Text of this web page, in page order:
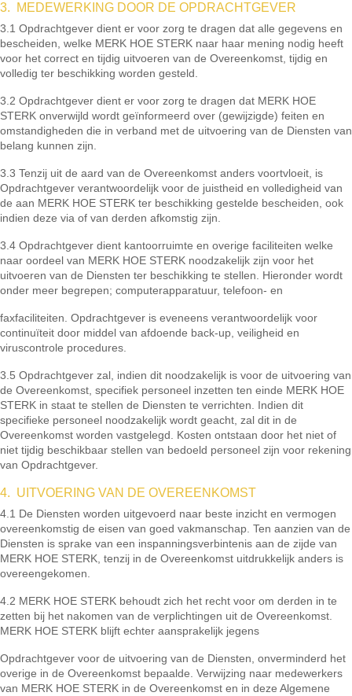
3. MEDEWERKING DOOR DE OPDRACHTGEVER
3.1 Opdrachtgever dient er voor zorg te dragen dat alle gegevens en
bescheiden, welke MERK HOE STERK naar haar mening nodig heeft
voor het correct en tijdig uitvoeren van de Overeenkomst, tijdig en
volledig ter beschikking worden gesteld.
3.2 Opdrachtgever dient er voor zorg te dragen dat MERK HOE
STERK onverwijld wordt geïnformeerd over (gewijzigde) feiten en
omstandigheden die in verband met de uitvoering van de Diensten van
belang kunnen zijn.
3.3 Tenzij uit de aard van de Overeenkomst anders voortvloeit, is
Opdrachtgever verantwoordelijk voor de juistheid en volledigheid van
de aan MERK HOE STERK ter beschikking gestelde bescheiden, ook
indien deze via of van derden afkomstig zijn.
3.4 Opdrachtgever dient kantoorruimte en overige faciliteiten welke
naar oordeel van MERK HOE STERK noodzakelijk zijn voor het
uitvoeren van de Diensten ter beschikking te stellen. Hieronder wordt
onder meer begrepen; computerapparatuur, telefoon- en
faxfaciliteiten. Opdrachtgever is eveneens verantwoordelijk voor
continuïteit door middel van afdoende back-up, veiligheid en
viruscontrole procedures.
3.5 Opdrachtgever zal, indien dit noodzakelijk is voor de uitvoering van
de Overeenkomst, specifiek personeel inzetten ten einde MERK HOE
STERK in staat te stellen de Diensten te verrichten. Indien dit
specifieke personeel noodzakelijk wordt geacht, zal dit in de
Overeenkomst worden vastgelegd. Kosten ontstaan door het niet of
niet tijdig beschikbaar stellen van bedoeld personeel zijn voor rekening
van Opdrachtgever.
4. UITVOERING VAN DE OVEREENKOMST
4.1 De Diensten worden uitgevoerd naar beste inzicht en vermogen
overeenkomstig de eisen van goed vakmanschap. Ten aanzien van de
Diensten is sprake van een inspanningsverbintenis aan de zijde van
MERK HOE STERK, tenzij in de Overeenkomst uitdrukkelijk anders is
overeengekomen.
4.2 MERK HOE STERK behoudt zich het recht voor om derden in te
zetten bij het nakomen van de verplichtingen uit de Overeenkomst.
MERK HOE STERK blijft echter aansprakelijk jegens
Opdrachtgever voor de uitvoering van de Diensten, onverminderd het
overige in de Overeenkomst bepaalde. Verwijzing naar medewerkers
van MERK HOE STERK in de Overeenkomst en in deze Algemene